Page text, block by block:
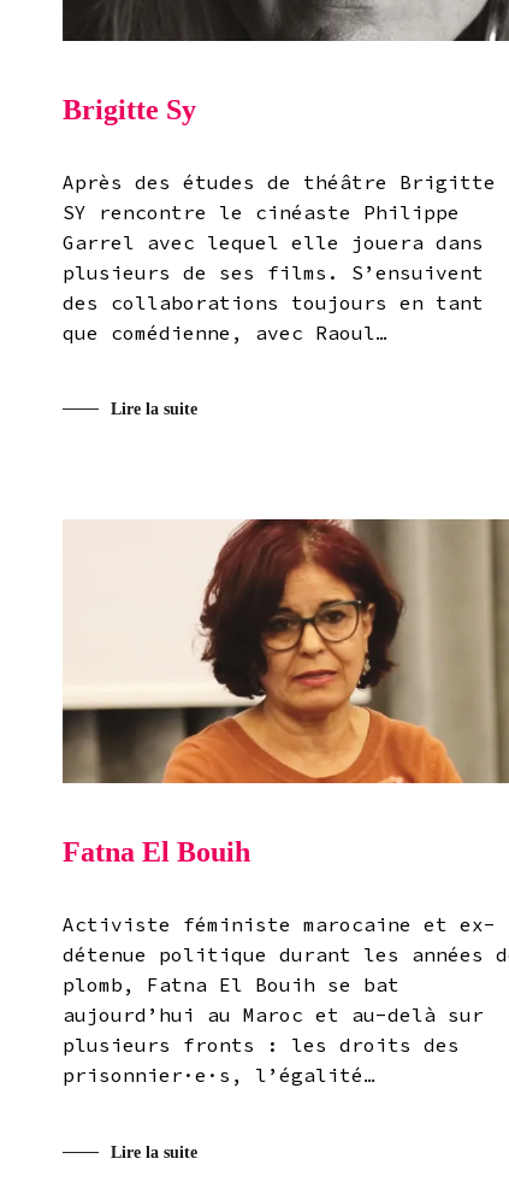
Brigitte Sy
Après des études de théâtre Brigitte
SY rencontre le cinéaste Philippe
Garrel avec lequel elle jouera dans
plusieurs de ses films. S’ensuivent
des collaborations toujours en tant
que comédienne, avec Raoul…
Lire la suite
Fatna El Bouih
Activiste féministe marocaine et ex-
détenue politique durant les années
plomb, Fatna El Bouih se bat
aujourd’hui au Maroc et au-delà sur
plusieurs fronts : les droits des
prisonnier·e·s, l’égalité…
Lire la suite